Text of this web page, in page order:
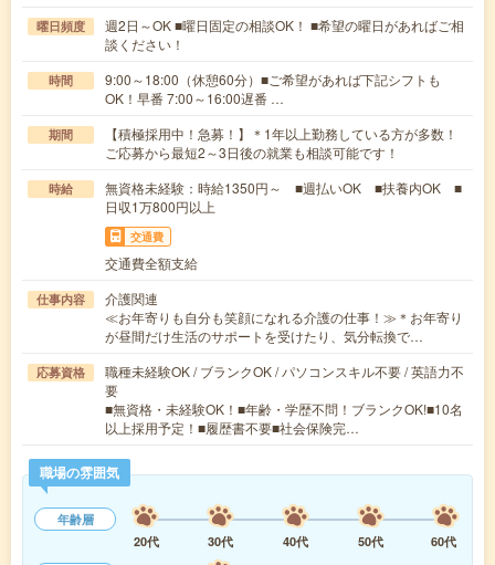
曜日頻度
週2日～OK ■曜日固定の相談OK！ ■希望の曜日があればご相
談ください！
時間
9:00～18:00（休憩60分）■ご希望があれば下記シフトも
OK！早番 7:00～16:00遅番 …
期間
【積極採用中！急募！】＊1年以上勤務している方が多数！
ご応募から最短2～3日後の就業も相談可能です！
時給
無資格未経験：時給1350円～ ■週払いOK ■扶養内OK ■
日収1万800円以上
交通費
交通費全額支給
仕事内容
介護関連
≪お年寄りも自分も笑顔になれる介護の仕事！≫＊お年寄り
が昼間だけ生活のサポートを受けたり、気分転換で…
応募資格
職種未経験OK / ブランクOK / パソコンスキル不要 / 英語力不
要
■無資格・未経験OK！■年齢・学歴不問！ブランクOK!■10名
以上採用予定！■履歴書不要■社会保険完…
職場の雰囲気
年齢層
20代
30代 40代 50代
60代